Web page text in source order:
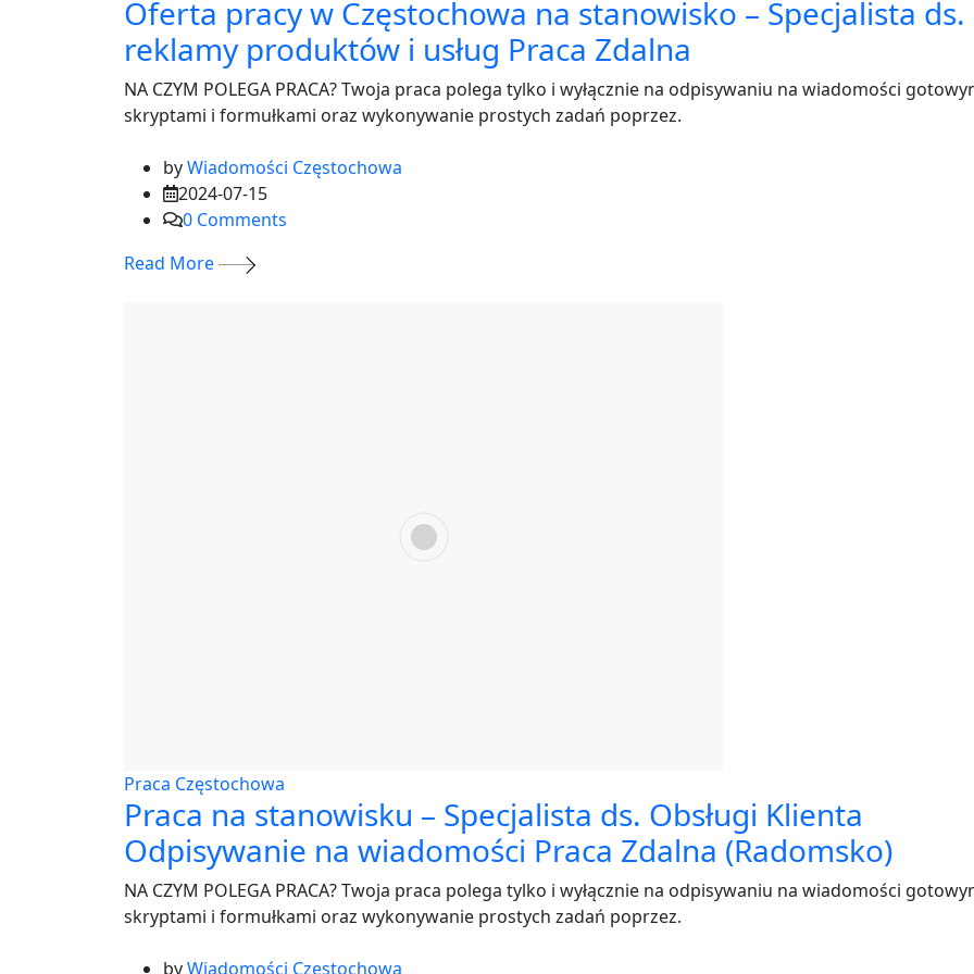
Oferta pracy w Częstochowa na stanowisko – Specjalista ds.
reklamy produktów i usług Praca Zdalna
NA CZYM POLEGA PRACA? Twoja praca polega tylko i wyłącznie na odpisywaniu na wiadomości
skryptami i formułkami oraz wykonywanie prostych zadań poprzez.
byWiadomości Częstochowa
2024-07-15
0 Comments
Read More
Praca Częstochowa
Praca na stanowisku – Specjalista ds. Obsługi Klienta
Odpisywanie na wiadomości Praca Zdalna (Radomsko)
NA CZYM POLEGA PRACA? Twoja praca polega tylko i wyłącznie na odpisywaniu na wiadomości
skryptami i formułkami oraz wykonywanie prostych zadań poprzez.
byWiadomości Częstochowa